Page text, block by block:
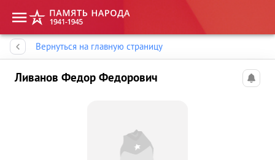
Вернуться на главную страницу
Ливанов Федор Федорович
Память народа